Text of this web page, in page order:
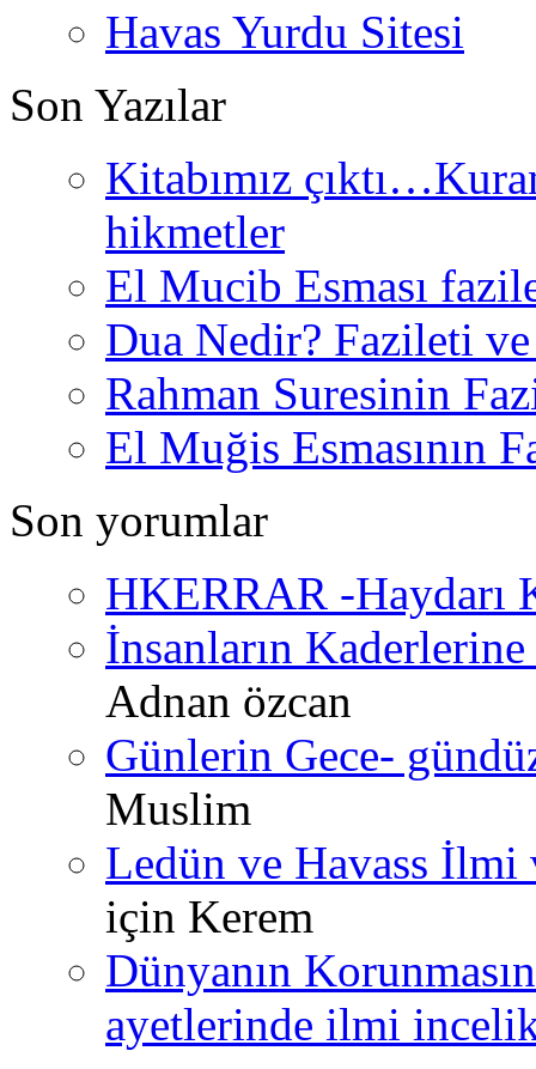
Havas Yurdu Sitesi
Son Yazılar
Kitabımız
hikmetler
El Mucib Esması
Dua Nedir? Fazileti
Rahman Suresinin
El Muğis Esmasının
Son yorumlar
HKERRAR -Haydarı
İnsanların
Adnan özcan
Günlerin Gece-
Muslim
Ledün ve Havass İlmi
için Kerem
Dünyanın
ayetlerinde ilmi